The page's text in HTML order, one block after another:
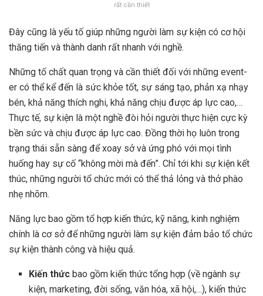
rất cần thiết
Đây cũng là yếu tố giúp những người làm sự kiện có cơ hội
thăng tiến và thành danh rất nhanh với nghề.
Những tố chất quan trọng và cần thiết đối với những event-
er có thể kể đến là sức khỏe tốt, sự sáng tạo, phản xạ nhạy
bén, khả năng thích nghi, khả năng chịu được áp lực cao,…
Thực tế, sự kiện là một nghề đòi hỏi người thực hiện cực kỳ
bền sức và chịu được áp lực cao. Đồng thời họ luôn trong
trạng thái sẵn sàng để xoay sở và ứng phó với mọi tình
huống hay sự cố “không mời mà đến”. Chỉ tới khi sự kiện kết
thúc, những người tổ chức mới có thể thả lỏng và thở phào
nhẹ nhõm.
Năng lực bao gồm tổ hợp kiến thức, kỹ năng, kinh nghiệm
chính là cơ sở để những người làm sự kiện đảm bảo tổ chức
sự kiện thành công và hiệu quả.
Kiến thức bao gồm kiến thức tổng hợp (về ngành sự
kiện, marketing, đời sống, văn hóa, xã hội,…), kiến thức